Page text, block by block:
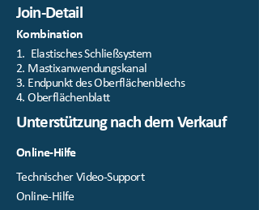
Join-Detail
Kombination
1. Elastisches Schließsystem
2. Mastixanwendungskanal
3. Endpunkt des Oberflächenblechs
4. Oberflächenblatt
Unterstützung nach dem Verkauf
Online-Hilfe
Technischer Video-Support
Online-Hilfe